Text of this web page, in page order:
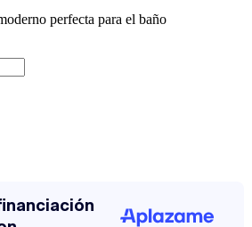
perfecta para el baño